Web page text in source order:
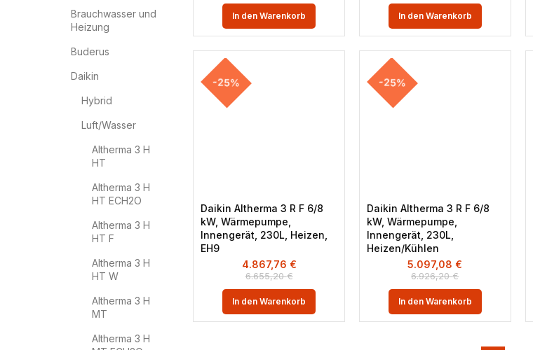
Brauchwasser und
Heizung
Buderus
Daikin
Hybrid
Luft/Wasser
Altherma 3 H
HT
Altherma 3 H
HT ECH2O
Altherma 3 H
HT F
Altherma 3 H
HT W
Altherma 3 H
MT
Altherma 3 H
In den Warenkorb In den Warenkorb
-25%
Daikin Altherma 3 R F 6/8
kW, Wärmepumpe,
Innengerät, 230L, Heizen,
EH9
6.655,20€
4.867,76 €
In den Warenkorb
-25%
Daikin Altherma 3 R F 6/8
kW, Wärmepumpe,
Innengerät, 230L,
Heizen/Kühlen
6.926,20€
5.097,08 €
In den Warenkorb